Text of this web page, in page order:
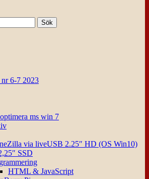
nr 6-7 2023
ms win 7
via liveUSB 2.25″ HD (OS Win10)
SSD
HTML & JavaScript